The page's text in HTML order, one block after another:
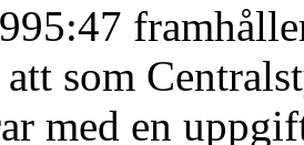
som
med en